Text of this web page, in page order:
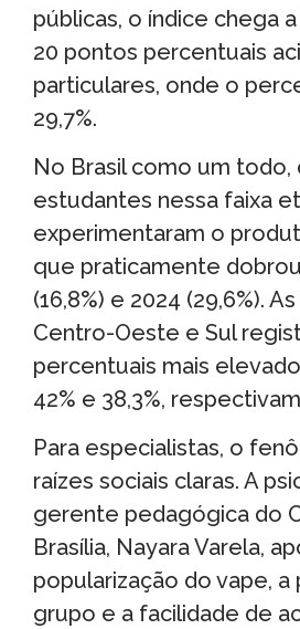
públicas, o índice chega
20 pontos percentuais
particulares, onde o
29,7%.
No Brasil como um todo,
estudantes nessa faixa
experimentaram o
que praticamente
(16,8%) e 2024 (29,6%).
Centro-Oeste e Sul
percentuais mais
42% e 38,3%,
Para especialistas, o
raízes sociais claras. A
gerente pedagógica do
Brasília, Nayara Varela,
popularização do vape, a
grupo e a facilidade de